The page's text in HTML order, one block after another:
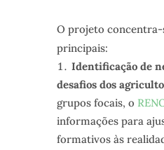
O projeto
principais:
Identificação de
desafios dos
grupos focais, o
informações para
formativos às